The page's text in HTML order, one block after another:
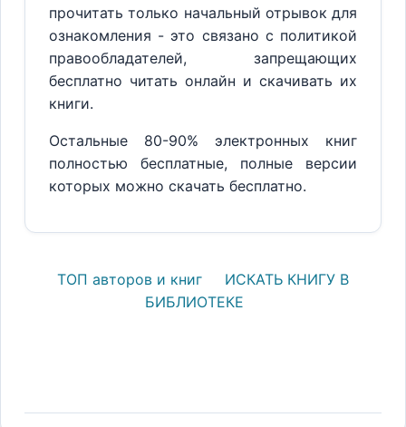
прочитать только начальный отрывок для
ознакомления - это связано с политикой
правообладателей, запрещающих
бесплатно читать онлайн и скачивать их
книги.
Остальные 80-90% электронных книг
полностью бесплатные, полные версии
которых можно скачать бесплатно.
ТОП авторов и книг
ИСКАТЬ КНИГУ В
БИБЛИОТЕКЕ